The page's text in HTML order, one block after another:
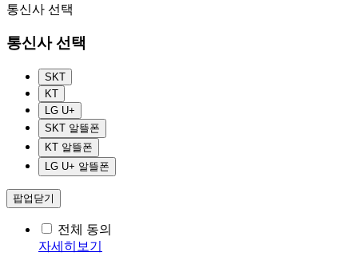
통신사 선택
통신사 선택
SKT
KT
LG U+
SKT 알뜰폰
KT 알뜰폰
LG U+ 알뜰폰
팝업닫기
전체 동의
자세히보기